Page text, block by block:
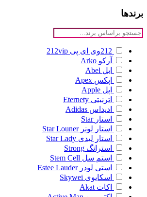
برندها
212وی ای پی
212vip
آرکو Arko
ابل Abel
اپکس Apex
اپل Apple
اترنیتی Eternety
ادیداس Adidas
استار Star
استار لونر Star Louner
استار لیدی Star Lady
استرانگ Strong
استم سل Stem Cell
استی لودر Estee Lauder
اسکایوی Skywei
اکات Akat